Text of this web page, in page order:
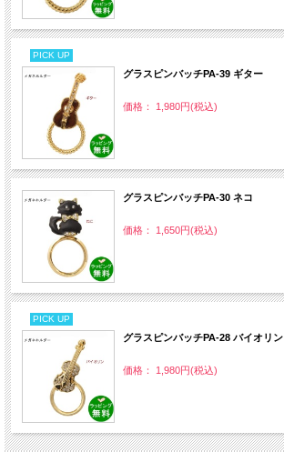
PICK UP
グラスピンバッチPA‐39 ギター
価格： 1,980円(税込)
グラスピンバッチPA‐30 ネコ
価格： 1,650円(税込)
PICK UP
グラスピンバッチPA‐28 バイオリン
価格： 1,980円(税込)